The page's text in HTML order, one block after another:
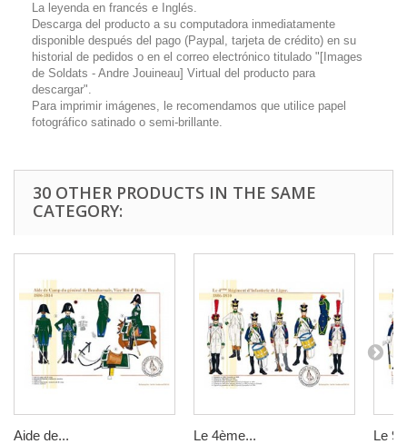
La leyenda en francés e Inglés.
Descarga del producto a su computadora inmediatamente
disponible después del pago (Paypal, tarjeta de crédito) en su
historial de pedidos o en el correo electrónico titulado "[Images
de Soldats - Andre Jouineau] Virtual del producto para
descargar".
Para imprimir imágenes, le recomendamos que utilice papel
fotográfico satinado o semi-brillante.
30 OTHER PRODUCTS IN THE SAME
CATEGORY:
Aide de... Le 4ème... Le